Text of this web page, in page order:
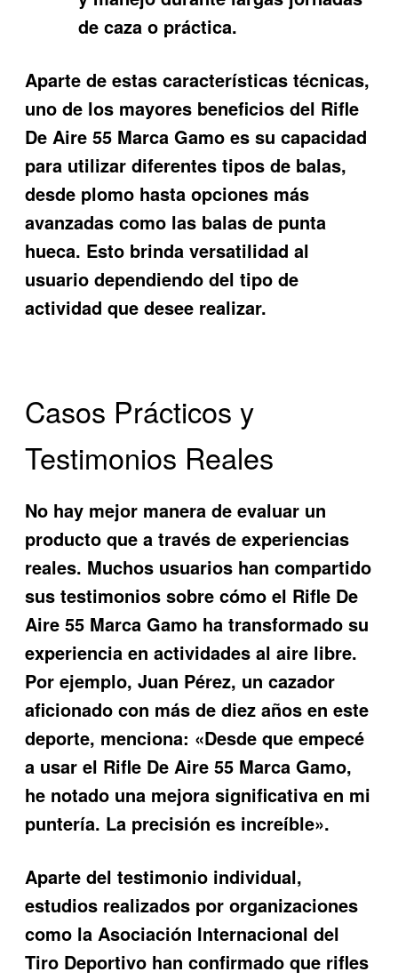
de caza o práctica.
Aparte de estas características técnicas,
uno de los mayores beneficios del Rifle
De Aire 55 Marca Gamo es su capacidad
para utilizar diferentes tipos de balas,
desde plomo hasta opciones más
avanzadas como las balas de punta
hueca. Esto brinda versatilidad al
usuario dependiendo del tipo de
actividad que desee realizar.
Casos Prácticos y
Testimonios Reales
No hay mejor manera de evaluar un
producto que a través de experiencias
reales. Muchos usuarios han compartido
sus testimonios sobre cómo el Rifle De
Aire 55 Marca Gamo ha transformado su
experiencia en actividades al aire libre.
Por ejemplo, Juan Pérez, un cazador
aficionado con más de diez años en este
deporte, menciona: «Desde que empecé
a usar el Rifle De Aire 55 Marca Gamo,
he notado una mejora significativa en mi
puntería. La precisión es increíble».
Aparte del testimonio individual,
estudios realizados por organizaciones
como la Asociación Internacional del
Tiro Deportivo han confirmado que rifles